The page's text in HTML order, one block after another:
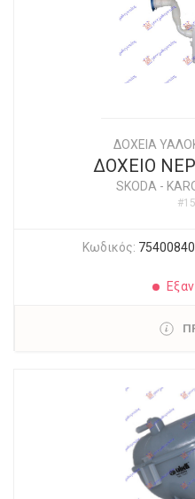
ΔΟΧΕΙΑ
ΔΟΧΕΙΟ
SKODA -
Κωδικός: